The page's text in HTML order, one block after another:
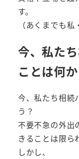
す。
（あくまでも私
今、私た
ことは何
今、私たち相続
う？
不要不急の外出
きることは限ら
しかし、